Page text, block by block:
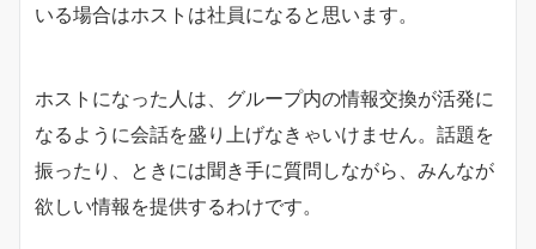
いる場合はホストは社員になると思います。
ホストになった人は、グループ内の情報交換が活発に
なるように会話を盛り上げなきゃいけません。話題を
振ったり、ときには聞き手に質問しながら、みんなが
欲しい情報を提供するわけです。